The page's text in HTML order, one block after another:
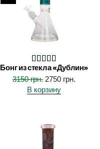
Бонг из стекла «Дублин»
3150грн. 2750 грн.
В корзину